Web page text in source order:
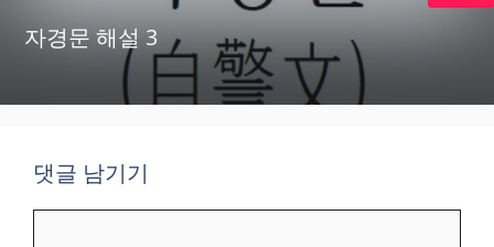
자경문 해설 3
댓글 남기기